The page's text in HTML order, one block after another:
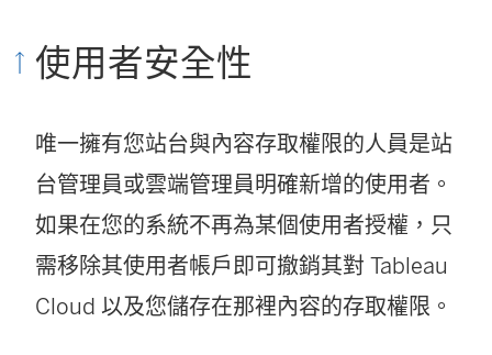
使用者安全性
唯一擁有您站台與內容存取權限的人員是站
台管理員或雲端管理員明確新增的使用者。
如果在您的系統不再為某個使用者授權，只
需移除其使用者帳戶即可撤銷其對 Tableau
Cloud 以及您儲存在那裡內容的存取權限。